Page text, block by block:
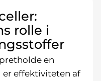
rolle i
en
effektiviteten af